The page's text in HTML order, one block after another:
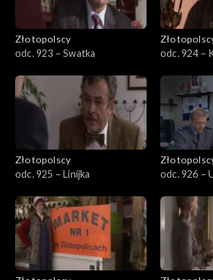
Złotopolscy
odc. 923 – Swatka
odc. 924 –
Złotopolscy
odc. 925 – Linijka
odc. 926 –